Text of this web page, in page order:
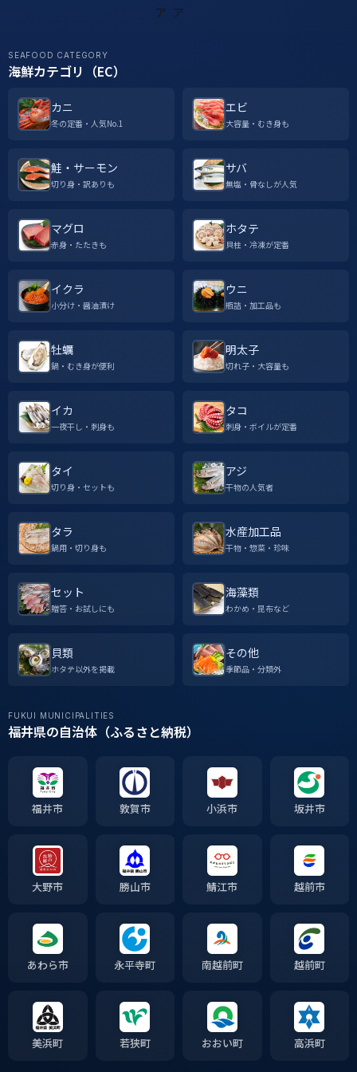
SEAFOOD CATEGORY
海鮮カテゴリ（EC）
カニ
冬の定番・人気No.1
エビ
大容量・むき身も
鮭・サーモン
切り身・訳ありも
サバ
無塩・骨なしが人気
マグロ
赤身・たたきも
ホタテ
貝柱・冷凍が定番
イクラ
小分け・醤油漬け
ウニ
瓶詰・加工品も
牡蠣
鍋・むき身が便利
明太子
切れ子・大容量も
イカ
一夜干し・刺身も
タコ
刺身・ボイルが定番
タイ
切り身・セットも
アジ
干物の人気者
タラ
鍋用・切り身も
水産加工品
干物・惣菜・珍味
セット
贈答・お試しにも
海藻類
わかめ・昆布など
貝類
ホタテ以外を掲載
その他
季節品・分類外
FUKUI MUNICIPALITIES
福井県の自治体（ふるさと納税）
福井市 敦賀市 小浜市 坂井市
大野市 勝山市 鯖江市 越前市
あわら市 永平寺町 南越前町 越前町
美浜町 若狭町 おおい町 高浜町